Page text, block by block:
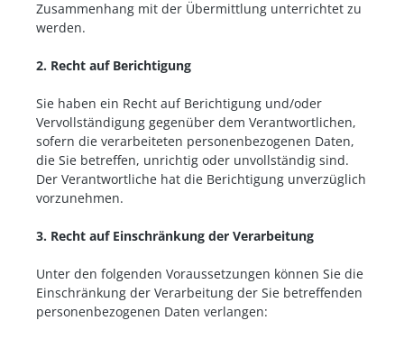
Zusammenhang mit der Übermittlung unterrichtet zu
werden.
2. Recht auf Berichtigung
Sie haben ein Recht auf Berichtigung und/oder
Vervollständigung gegenüber dem Verantwortlichen,
sofern die verarbeiteten personenbezogenen Daten,
die Sie betreffen, unrichtig oder unvollständig sind.
Der Verantwortliche hat die Berichtigung unverzüglich
vorzunehmen.
3. Recht auf Einschränkung der Verarbeitung
Unter den folgenden Voraussetzungen können Sie die
Einschränkung der Verarbeitung der Sie betreffenden
personenbezogenen Daten verlangen: